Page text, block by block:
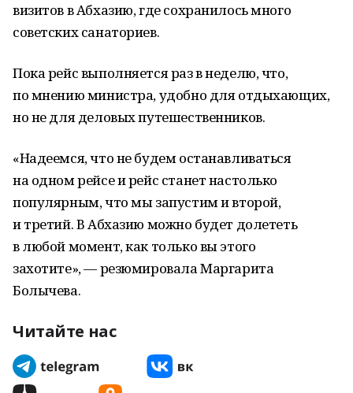
визитов в Абхазию, где сохранилось много
советских санаториев.
Пока рейс выполняется раз в неделю, что,
по мнению министра, удобно для отдыхающих,
но не для деловых путешественников.
«Надеемся, что не будем останавливаться
на одном рейсе и рейс станет настолько
популярным, что мы запустим и второй,
и третий. В Абхазию можно будет долететь
в любой момент, как только вы этого
захотите», — резюмировала Маргарита
Болычева.
Читайте нас